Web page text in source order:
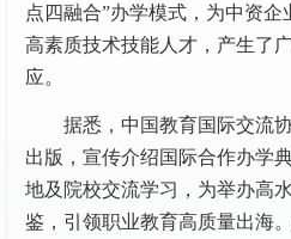
点四融合”办学模式，为中资
高素质技术技能人才，产生了
应。
据悉，中国教育国际交流
出版，宣传介绍国际合作办学
地及院校交流学习，为举办高
鉴，引领职业教育高质量出海